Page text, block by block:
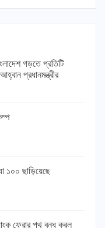
গড়তে প্রতিটি
প্রধানমন্ত্রীর
১০০ ছাড়িয়েছে
ফেরার পথ বন্ধ করল